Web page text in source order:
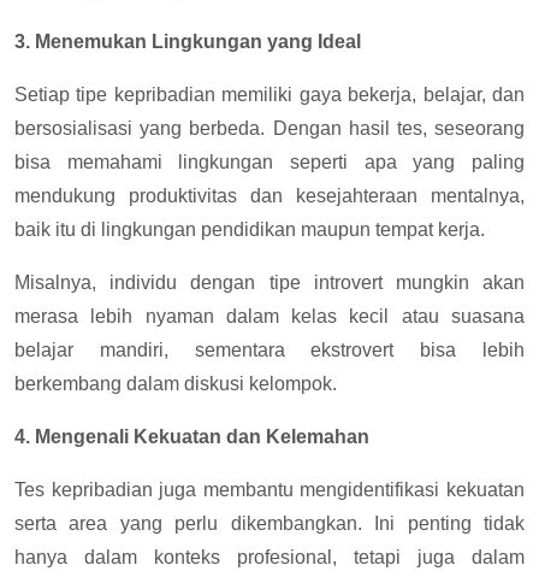
3. Menemukan Lingkungan yang Ideal
Setiap tipe kepribadian memiliki gaya bekerja, belajar, dan
bersosialisasi yang berbeda. Dengan hasil tes, seseorang
bisa memahami lingkungan seperti apa yang paling
mendukung produktivitas dan kesejahteraan mentalnya,
baik itu di lingkungan pendidikan maupun tempat kerja.
Misalnya, individu dengan tipe introvert mungkin akan
merasa lebih nyaman dalam kelas kecil atau suasana
belajar mandiri, sementara ekstrovert bisa lebih
berkembang dalam diskusi kelompok.
4. Mengenali Kekuatan dan Kelemahan
Tes kepribadian juga membantu mengidentifikasi kekuatan
serta area yang perlu dikembangkan. Ini penting tidak
hanya dalam konteks profesional, tetapi juga dalam